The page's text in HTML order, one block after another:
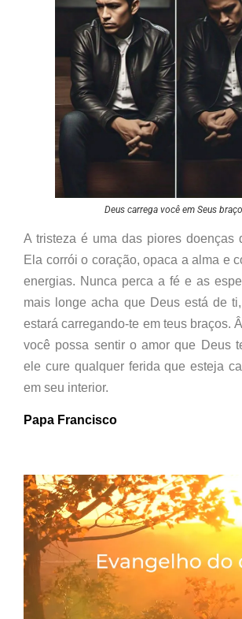
Deus carrega você em Seus
A tristeza é uma das piores doenças
Ela corrói o coração, opaca a alma e
energias. Nunca perca a fé e as
mais longe acha que Deus está de
estará carregando-te em teus braços.
você possa sentir o amor que Deus
ele cure qualquer ferida que esteja
em seu interior.
Papa Francisco